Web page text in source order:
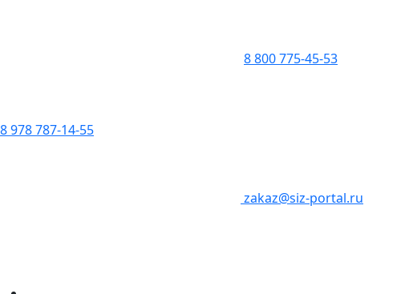
8 800 775-45-53
8 978 787-14-55
zakaz@siz-portal.ru